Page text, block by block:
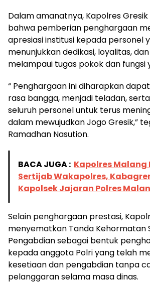
Dalam amanatnya, Kapolres
bahwa pemberian penghargaan
apresiasi institusi kepada personel
menunjukkan dedikasi, loyalitas,
melampaui tugas pokok dan fungsi
“ Penghargaan ini diharapkan
rasa bangga, menjadi teladan,
seluruh personel untuk terus
dalam mewujudkan Jogo Gresik,”
Ramadhan Nasution.
BACA JUGA : Kapolres Malang
Sertijab Wakapolres,
Kapolsek Jajaran Polres
Selain penghargaan prestasi,
menyematkan Tanda Kehormatan
Pengabdian sebagai bentuk
kepada anggota Polri yang telah
kesetiaan dan pengabdian tanpa
pelanggaran selama masa dinas.